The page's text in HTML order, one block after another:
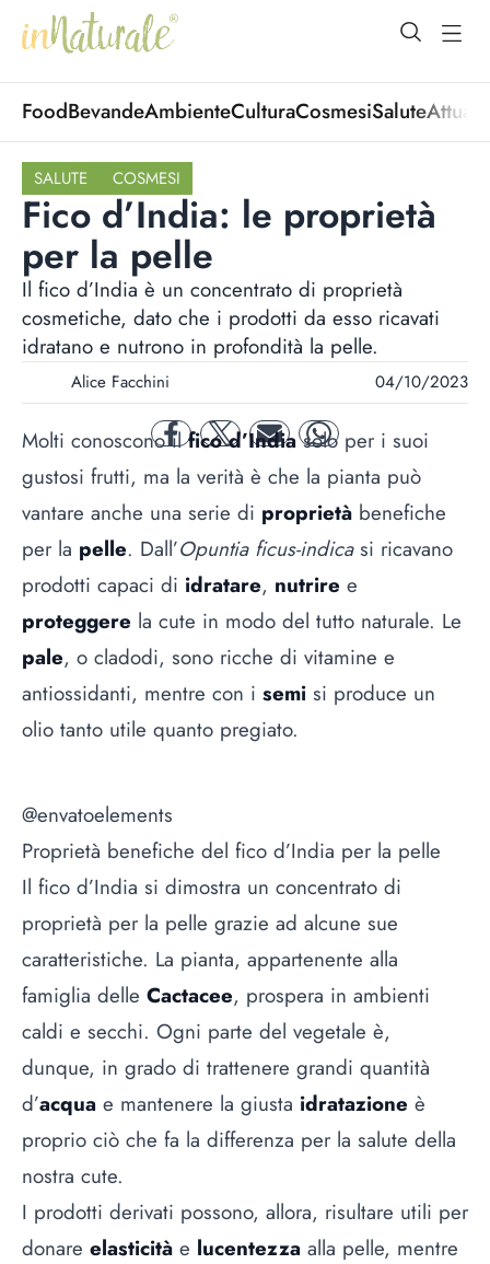
open
FoodBevandeAmbienteCulturaCosmesiSalute
SALUTE COSMESI
Fico d’India: le proprietà
per la pelle
Il fico d’India è un concentrato di proprietà
cosmetiche, dato che i prodotti da esso ricavati
idratano e nutrono in profondità la pelle.
Alice Facchini 04/10/2023
facebooktwitter mail whatsapp
Molti conoscono ilfico d’Indiasolo per i suoi
gustosi frutti, ma la verità è che la pianta può
vantare anche una serie di proprietà benefiche
per la pelle. Dall’Opuntia ficus-indicasi ricavano
prodotti capaci di idratare, nutrire e
proteggere la cute in modo del tutto naturale. Le
pale, o cladodi, sono ricche di vitamine e
antiossidanti, mentre con i semi si produce un
olio tanto utile quanto pregiato.
@envatoelements
Proprietà benefiche del fico d’India per la pelle
Il fico d’India si dimostra un concentrato di
proprietà per la pelle grazie ad alcune sue
caratteristiche. La pianta, appartenente alla
famiglia delle Cactacee, prospera in ambienti
caldi e secchi. Ogni parte del vegetale è,
dunque, in grado di trattenere grandi quantità
d’acqua e mantenere la giusta idratazione è
proprio ciò che fa la differenza per la salute della
nostra cute.
I prodotti derivati possono, allora, risultare utili per
donare elasticità e lucentezza alla pelle, mentre